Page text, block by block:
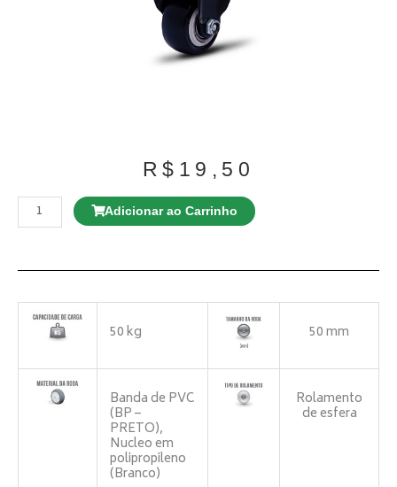
R$ 19,50
Rodízio
GMX
NTE
quantidade
Adicionar ao Carrinho
50 kg 50 mm
Banda de PVC
(BP –
PRETO),
Nucleo em
polipropileno
(Branco)
Rolamento
de esfera